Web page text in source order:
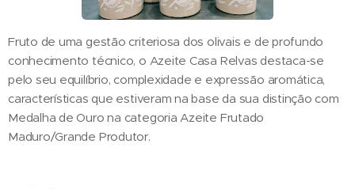
Fruto de uma gestão criteriosa dos olivais e de profundo
conhecimento técnico, o Azeite Casa Relvas destaca-se
pelo seu equilíbrio, complexidade e expressão aromática,
características que estiveram na base da sua distinção com
Medalha de Ouro na categoria Azeite Frutado
Maduro/Grande Produtor.